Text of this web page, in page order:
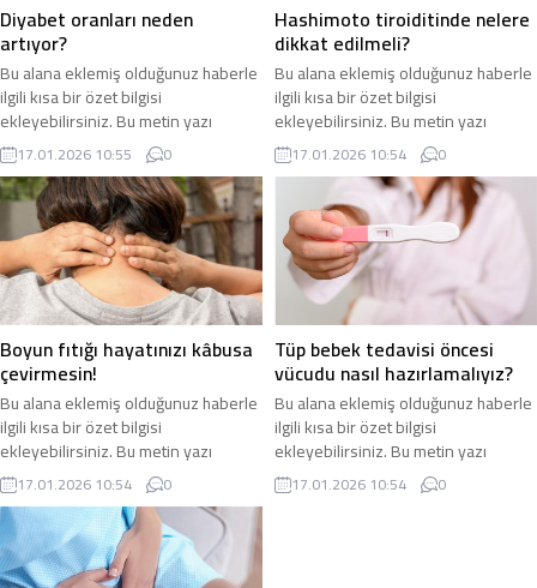
Diyabet oranları neden
artıyor?
Bu alana eklemiş olduğunuz haberle
ilgili kısa bir özet bilgisi
ekleyebilirsiniz. Bu metin yazı
düzenleme sayfasında “Özet”
bölümünden eklenebilir. Özet
eklenmişse başlık altında kalın
olarak bu şekilde gösterilir,
eklenmemişse bu alan boş kalır.
17.01.2026 10:55 0
Hashimoto tiroiditinde nelere
dikkat edilmeli?
Bu alana eklemiş olduğunuz haberle
ilgili kısa bir özet bilgisi
ekleyebilirsiniz. Bu metin yazı
düzenleme sayfasında “Özet”
bölümünden eklenebilir. Özet
eklenmişse başlık altında kalın
olarak bu şekilde gösterilir,
eklenmemişse bu alan boş kalır.
17.01.2026 10:54 0
Boyun fıtığı hayatınızı kâbusa
çevirmesin!
Bu alana eklemiş olduğunuz haberle
ilgili kısa bir özet bilgisi
ekleyebilirsiniz. Bu metin yazı
düzenleme sayfasında “Özet”
bölümünden eklenebilir. Özet
eklenmişse başlık altında kalın
olarak bu şekilde gösterilir,
eklenmemişse bu alan boş kalır.
17.01.2026 10:54 0
Tüp bebek tedavisi öncesi
vücudu nasıl hazırlamalıyız?
Bu alana eklemiş olduğunuz haberle
ilgili kısa bir özet bilgisi
ekleyebilirsiniz. Bu metin yazı
düzenleme sayfasında “Özet”
bölümünden eklenebilir. Özet
17.01.2026 10:54 0